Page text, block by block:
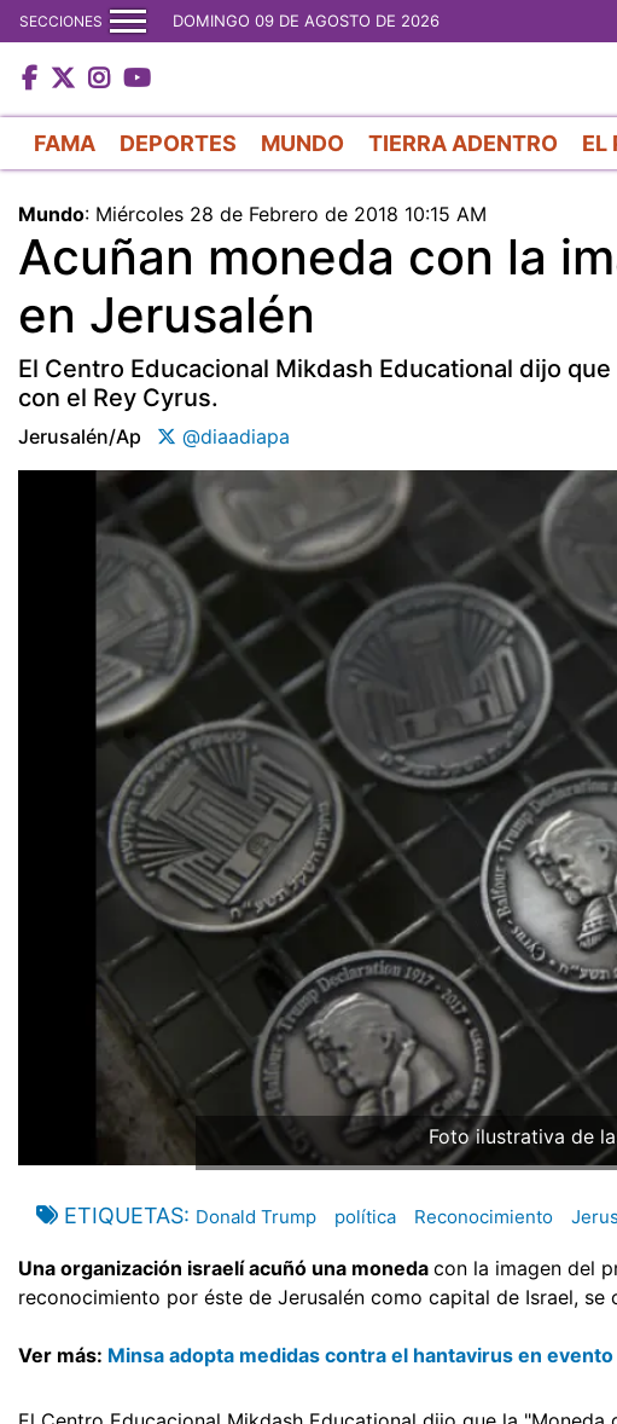
SECCIONES DOMINGO 09 DE AGOSTO DE 2026
FAMA DEPORTES MUNDO TIERRA ADENTRO EL
Mundo: Miércoles 28 de Febrero de 2018 10:15 AM
Acuñan moneda con la
en Jerusalén
El Centro Educacional Mikdash Educational dijo
con el Rey Cyrus.
Jerusalén/ap @diaadiapa
Foto ilustrativa de
ETIQUETAS Donald Trump política Reconocimiento
Una organización israelí acuñó una moneda con la imagen del
reconocimiento por éste de Jerusalén como capital de Israel, se
Ver más: Minsa adopta medidas contra el hantavirus en